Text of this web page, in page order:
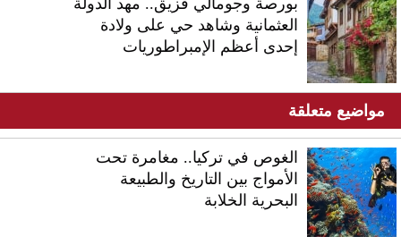
بورصة وجومالي قزيق.. مهد الدولة
العثمانية وشاهد حي على ولادة
إحدى أعظم الإمبراطوريات
مواضيع متعلقة
الغوص في تركيا.. مغامرة تحت
الأمواج بين التاريخ والطبيعة
البحرية الخلابة